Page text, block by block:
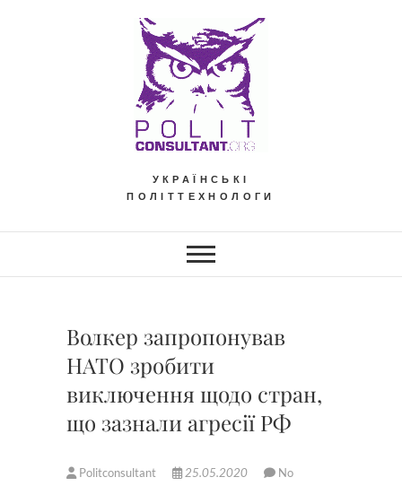
УКРАЇНСЬКІ
ПОЛІТТЕХНОЛОГИ
Волкер запропонував
НАТО зробити
виключення щодо стран,
що зазнали агресії РФ
Politconsultant 25.05.2020
No